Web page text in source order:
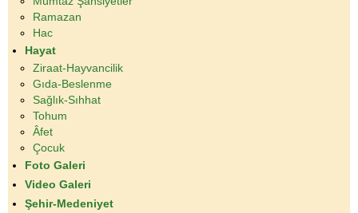
Ramazan
Hac
Hayat
Ziraat-Hayvancilik
Gıda-Beslenme
Sağlık-Sıhhat
Tohum
Âfet
Çocuk
Foto Galeri
Video Galeri
Şehir-Medeniyet